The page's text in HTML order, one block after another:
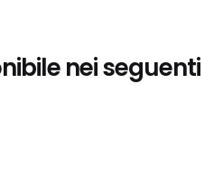
nei seguenti